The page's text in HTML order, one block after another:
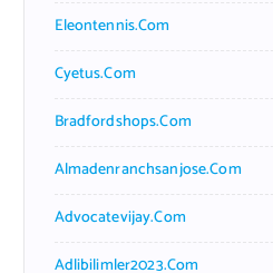
Eleontennis.com
Cyetus.com
Bradfordshops.com
Almadenranchsanjose.com
Advocatevijay.com
Adlibilimler2023.com